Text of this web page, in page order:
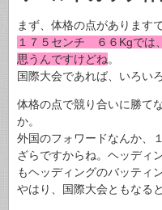
まず、体格の点があります
１７５センチ ６６Kgでは
思うんですけどね。
国際大会であれば、いろい
体格の点で競り合いに勝て
か。
外国のフォワードなんか、
ざらですからね。ヘッディ
もヘッディングのバッティ
やはり、国際大会ともなる